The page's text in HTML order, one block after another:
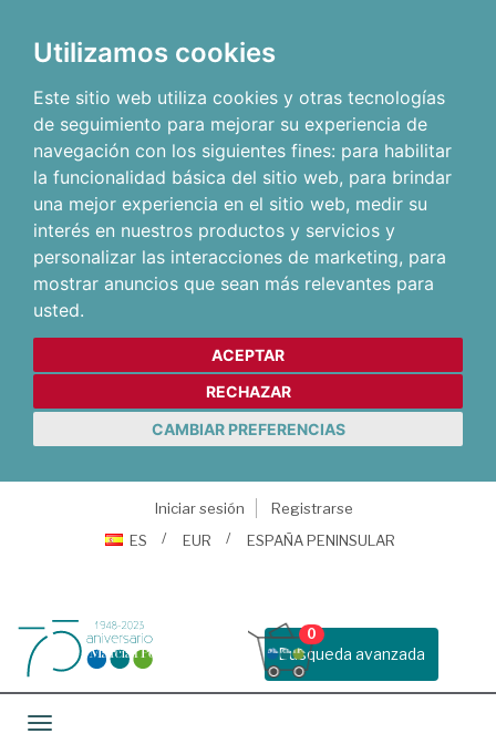
Utilizamos cookies
Este sitio web utiliza cookies y otras tecnologías
de seguimiento para mejorar su experiencia de
navegación con los siguientes fines: para habilitar
la funcionalidad básica del sitio web, para brindar
una mejor experiencia en el sitio web, medir su
interés en nuestros productos y servicios y
personalizar las interacciones de marketing, para
mostrar anuncios que sean más relevantes para
usted.
ACEPTAR
RECHAZAR
CAMBIAR PREFERENCIAS
Iniciar sesión
Registrarse
ES
EUR ESPAÑA PENINSULAR
Busqueda avanzada
0
Toggle navigation